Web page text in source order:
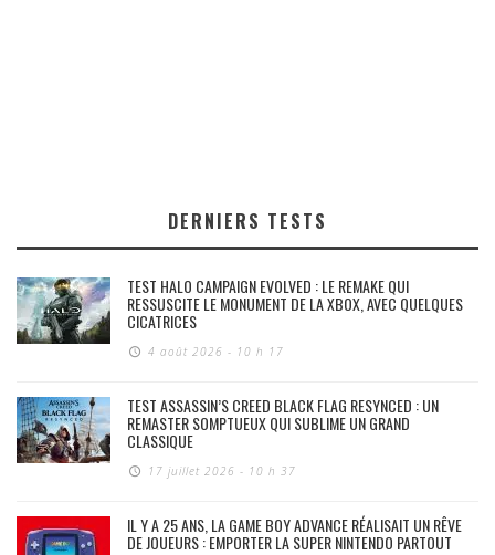
DERNIERS TESTS
TEST HALO CAMPAIGN EVOLVED : LE REMAKE QUI
RESSUSCITE LE MONUMENT DE LA XBOX, AVEC QUELQUES
CICATRICES
4 août 2026 - 10 h 17
TEST ASSASSIN’S CREED BLACK FLAG RESYNCED : UN
REMASTER SOMPTUEUX QUI SUBLIME UN GRAND
CLASSIQUE
17 juillet 2026 - 10 h 37
IL Y A 25 ANS, LA GAME BOY ADVANCE RÉALISAIT UN RÊVE
DE JOUEURS : EMPORTER LA SUPER NINTENDO PARTOUT